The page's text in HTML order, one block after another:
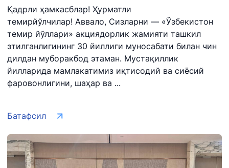
Қадрли ҳамкасблар! Ҳурматли
темирйўлчилар! Аввало, Сизларни — «Ўзбекистон
темир йўллари» акциядорлик жамияти ташкил
этилганлигининг 30 йиллиги муносабати билан чин
дилдан муборакбод этаман. Мустақиллик
йилларида мамлакатимиз иқтисодий ва сиёсий
фаровонлигини, шаҳар ва ...
Батафсил